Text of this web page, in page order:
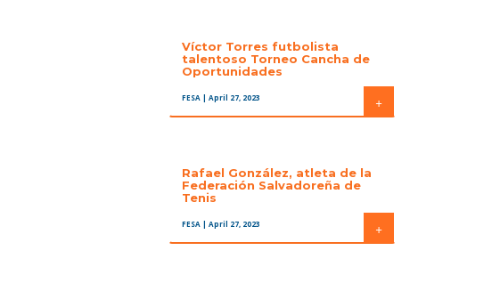
Víctor Torres futbolista
talentoso Torneo Cancha de
Oportunidades
FESA | April 27, 2023 +
Rafael González, atleta de la
Federación Salvadoreña de
Tenis
FESA | April 27, 2023 +